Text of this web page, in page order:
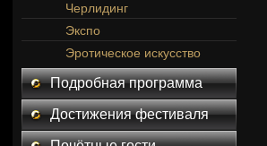
Черлидинг
Экспо
Эротическое искусство
Подробная программа
Достижения фестиваля